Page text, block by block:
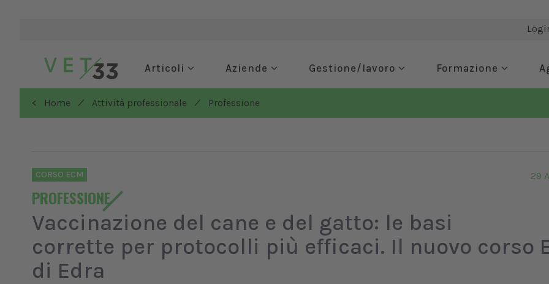
Articoli Aziende Gestione/lavoro Formazione
< Home / Attività professionale / Professione
CORSO ECM
PROFESSIONE
29
Vaccinazione del cane e del gatto: le basi
corrette per protocolli più efficaci. Il nuovo corso
di Edra